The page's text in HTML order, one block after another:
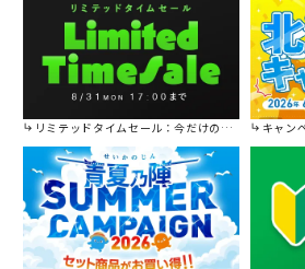
リミテッドタイムセール：今だけの限定セール。 キャンペ